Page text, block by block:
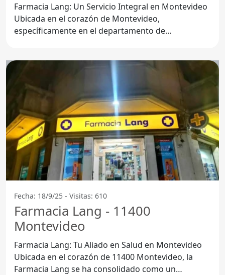
Farmacia Lang: Un Servicio Integral en Montevideo
Ubicada en el corazón de Montevideo,
específicamente en el departamento de
Fecha: 18/9/25 - Visitas: 610
Farmacia Lang - 11400
Montevideo
Farmacia Lang: Tu Aliado en Salud en Montevideo
Ubicada en el corazón de 11400 Montevideo, la
Farmacia Lang se ha consolidado como un